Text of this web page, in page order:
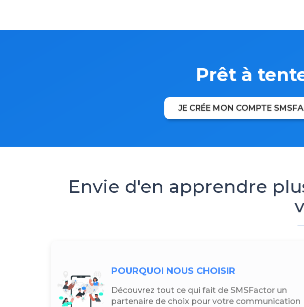
Prêt à
JE CRÉE MON COMPTE
Envie d'en apprendre
POURQUOI NOUS CHOISIR
Découvrez tout ce qui fait de SMSFactor un
partenaire de choix pour votre communication